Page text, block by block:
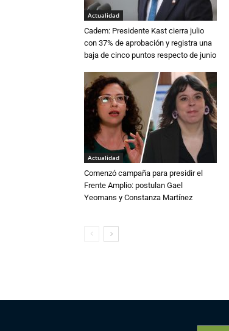
Actualidad
Cadem: Presidente Kast cierra julio
con 37% de aprobación y registra una
baja de cinco puntos respecto de junio
Actualidad
Comenzó campaña para presidir el
Frente Amplio: postulan Gael
Yeomans y Constanza Martínez